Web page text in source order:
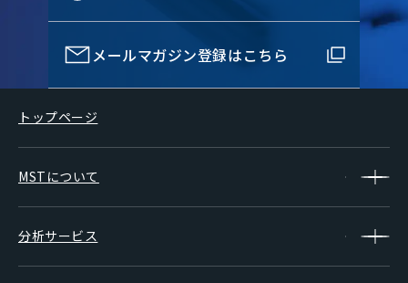
メールマガジン登録はこちら
トップページ
MSTについて
分析サービス